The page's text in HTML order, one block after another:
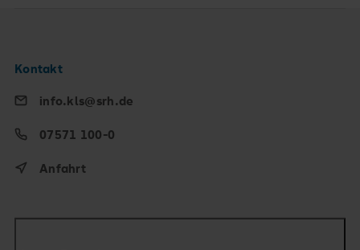
Kontakt
info.kls@srh.de
07571 100-0
Anfahrt